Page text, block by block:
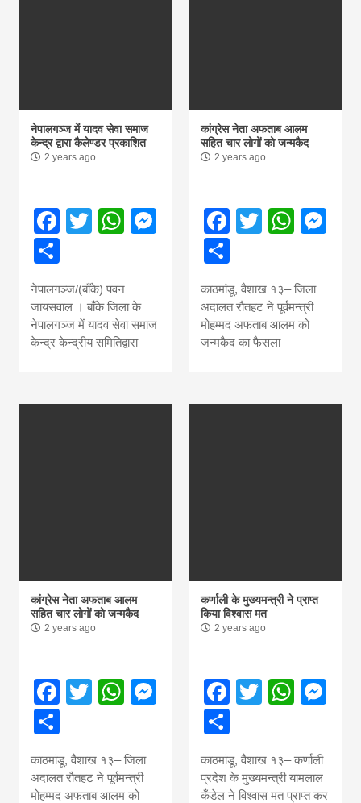
from
news,
नेपालगञ्ज में यादव सेवा समाज
केन्द्र द्वारा कैलेण्डर प्रकाशित
2 years ago
Facebook
TwitterWhatsApp
Messenger
नेपालगञ्ज/(बाँके) पवन
जायसवाल । बाँके जिला के
नेपालगञ्ज में यादव सेवा समाज
केन्द्र केन्द्रीय समितिद्वारा
कांग्रेस नेता अफताब आलम
सहित चार लोगों को जन्मकैद
2 years ago
Facebook
Twitter
काठमांडू, वैशाख १३– जिला
अदालत रौतहट ने पूर्वमन्त्री
मोहम्मद अफताब आलम को
जन्मकैद का फैसला
कांग्रेस नेता अफताब आलम
सहित चार लोगों को जन्मकैद
2 years ago
Facebook
TwitterWhatsApp
Messenger
काठमांडू, वैशाख १३– जिला
अदालत रौतहट ने पूर्वमन्त्री
मोहम्मद अफताब आलम को
कर्णाली के मुख्यमन्त्री ने प्राप्त
किया विश्वास मत
2 years ago
Facebook
Twitter
काठमांडू, वैशाख १३– कर्णाली
प्रदेश के मुख्यमन्त्री यामलाल
कँडेल ने विश्वास मत प्राप्त कर